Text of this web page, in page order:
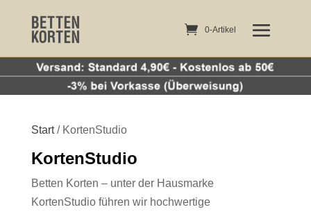
0-Artikel
Start/ KortenStudio
KortenStudio
Betten Korten – unter der Hausmarke
KortenStudio führen wir hochwertige